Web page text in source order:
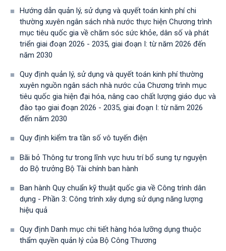
Hướng dẫn quản lý, sử dụng và quyết toán kinh phí chi
thường xuyên ngân sách nhà nước thực hiện Chương trình
mục tiêu quốc gia về chăm sóc sức khỏe, dân số và phát
triển giai đoạn 2026 - 2035, giai đoạn I: từ năm 2026 đến
năm 2030
Quy định quản lý, sử dụng và quyết toán kinh phí thường
xuyên nguồn ngân sách nhà nước của Chương trình mục
tiêu quốc gia hiện đại hóa, nâng cao chất lượng giáo dục và
đào tạo giai đoạn 2026 - 2035, giai đoạn I: từ năm 2026
đến năm 2030
Quy định kiểm tra tần số vô tuyến điện
Bãi bỏ Thông tư trong lĩnh vực hưu trí bổ sung tự nguyện
do Bộ trưởng Bộ Tài chính ban hành
Ban hành Quy chuẩn kỹ thuật quốc gia về Công trình dân
dụng - Phần 3: Công trình xây dựng sử dụng năng lượng
hiệu quả
Quy định Danh mục chi tiết hàng hóa lưỡng dụng thuộc
thẩm quyền quản lý của Bộ Công Thương